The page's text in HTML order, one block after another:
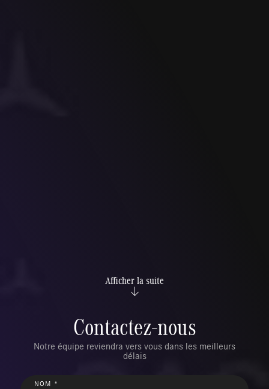
Afficher la suite
Contactez-nous
Notre équipe reviendra vers vous dans les meilleurs
délais
NOM *